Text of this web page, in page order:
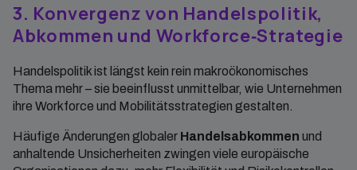
3. Konvergenz von Handelspolitik,
Abkommen und Workforce‑Strategie
Handelspolitik ist längst kein rein makroökonomisches
Thema mehr – sie beeinflusst unmittelbar, wie Unternehmen
ihre Workforce und Mobilitätsstrategien gestalten.
Häufige Änderungen globaler Handelsabkommen und
anhaltende Unsicherheiten zwingen viele europäische